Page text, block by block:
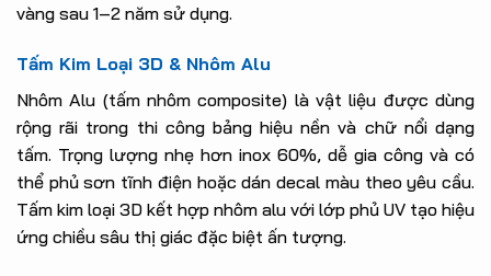
vàng sau 1–2 năm sử dụng.
Tấm Kim Loại 3D & Nhôm Alu
Nhôm Alu (tấm nhôm composite) là vật liệu được dùng
rộng rãi trong thi công bảng hiệu nền và chữ nổi dạng
tấm. Trọng lượng nhẹ hơn inox 60%, dễ gia công và có
thể phủ sơn tĩnh điện hoặc dán decal màu theo yêu cầu.
Tấm kim loại 3D kết hợp nhôm alu với lớp phủ UV tạo hiệu
ứng chiều sâu thị giác đặc biệt ấn tượng.